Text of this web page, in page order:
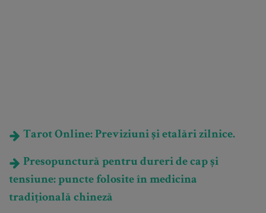
Tarot Online: Previziuni și etalări zilnice.
Presopunctură pentru dureri de cap și
tensiune: puncte folosite în medicina
tradițională chineză